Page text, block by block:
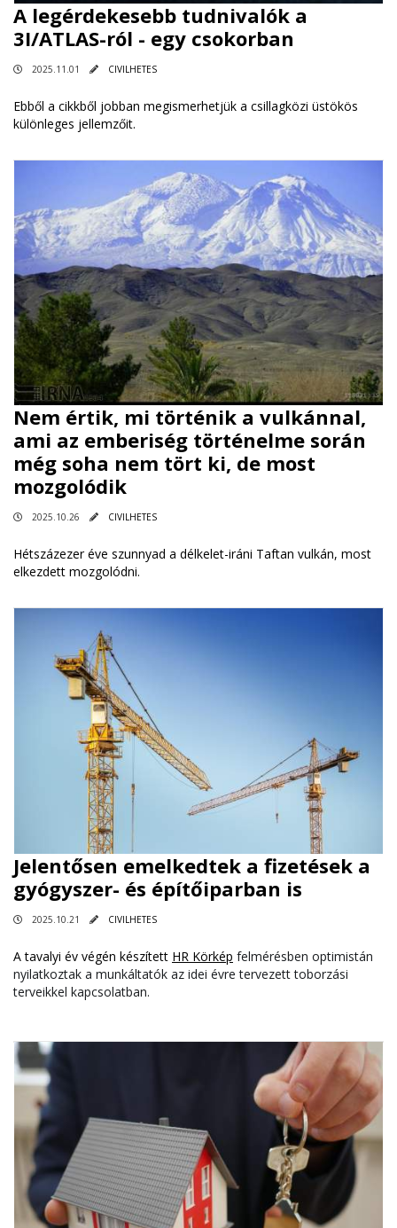
A legérdekesebb tudnivalók a
3I/ATLAS-ról - egy csokorban
2025.11.01 CIVILHETES
Ebből a cikkből jobban megismerhetjük a csillagközi üstökös
különleges jellemzőit.
Nem értik, mi történik a vulkánnal,
ami az emberiség történelme során
még soha nem tört ki, de most
mozgolódik
2025.10.26 CIVILHETES
Hétszázezer éve szunnyad a délkelet-iráni Taftan vulkán, most
elkezdett mozgolódni.
Jelentősen emelkedtek a fizetések a
gyógyszer- és építőiparban is
2025.10.21 CIVILHETES
A tavalyi év végén készített HR Körkép felmérésben optimistán
nyilatkoztak a munkáltatók az idei évre tervezett toborzási
terveikkel kapcsolatban.